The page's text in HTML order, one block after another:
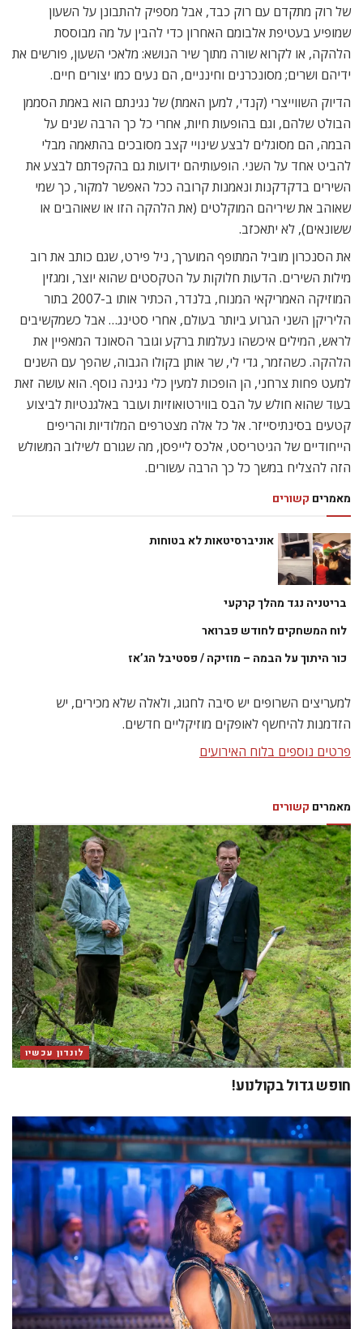
של רוק מתקדם עם רוק כבד, אבל מספיק להתבונן על השעון
שמופיע בעטיפת אלבומם האחרון כדי להבין על מה מבוססת
הלהקה, או לקרוא שורה מתוך שיר הנושא: מלאכי השעון, פורשים את
ידיהם ושרים; מסונכרנים וחינניים, הם נעים כמו יצורים חיים.
הדיוק השווייצרי (קנדי, למען האמת) של נגינתם הוא באמת הסממן
הבולט שלהם, וגם בהופעות חיות, אחרי כל כך הרבה שנים על
הבמה, הם מסוגלים לבצע שינויי קצב מסובכים בהתאמה מבלי
להביט אחד על השני. הופעותיהם ידועות גם בהקפדתם לבצע את
השירים בדקדקנות ונאמנות קרובה ככל האפשר למקור, כך שמי
שאוהב את שיריהם המוקלטים (את הלהקה הזו או שאוהבים או
ששונאים), לא יתאכזב.
את הסנכרון מוביל המתופף המוערך, ניל פירט, שגם כותב את רוב
מילות השירים. הדעות חלוקות על הטקסטים שהוא יוצר, ומגזין
המוזיקה האמריקאי המנוח, בלנדר, הכתיר אותו ב-2007 בתור
הליריקן השני הגרוע ביותר בעולם, אחרי סטינג… אבל כשמקשיבים
לראש, המילים איכשהו נעלמות ברקע וגובר הסאונד המאפיין את
הלהקה. כשהזמר, גדי לי, שר אותן בקולו הגבוה, שהפך עם השנים
למעט פחות צרחני, הן הופכות למעין כלי נגינה נוסף. הוא עושה זאת
בעוד שהוא חולש על הבס בווירטואוזיות ועובר באלגנטיות לביצוע
קטעים בסינתיסייזר. אל כל אלה מצטרפים המלודיות והריפים
הייחודיים של הגיטריסט, אלכס לייפסן, מה שגורם לשילוב המשולש
הזה להצליח במשך כל כך הרבה עשורים.
מאמרים קשורים
אוניברסיטאות לא בטוחות
בריטניה נגד מהלך קרקעי
לוח המשחקים לחודש פברואר
כור היתוך על הבמה – מוזיקה / פסטיבל הג’אז
למעריצים השרופים יש סיבה לחגוג, ולאלה שלא מכירים, יש
הזדמנות להיחשף לאופקים מוזיקליים חדשים.
פרטים נוספים בלוח האירועים
מאמרים קשורים
לונדון עכשיו
חופש גדול בקולנוע!